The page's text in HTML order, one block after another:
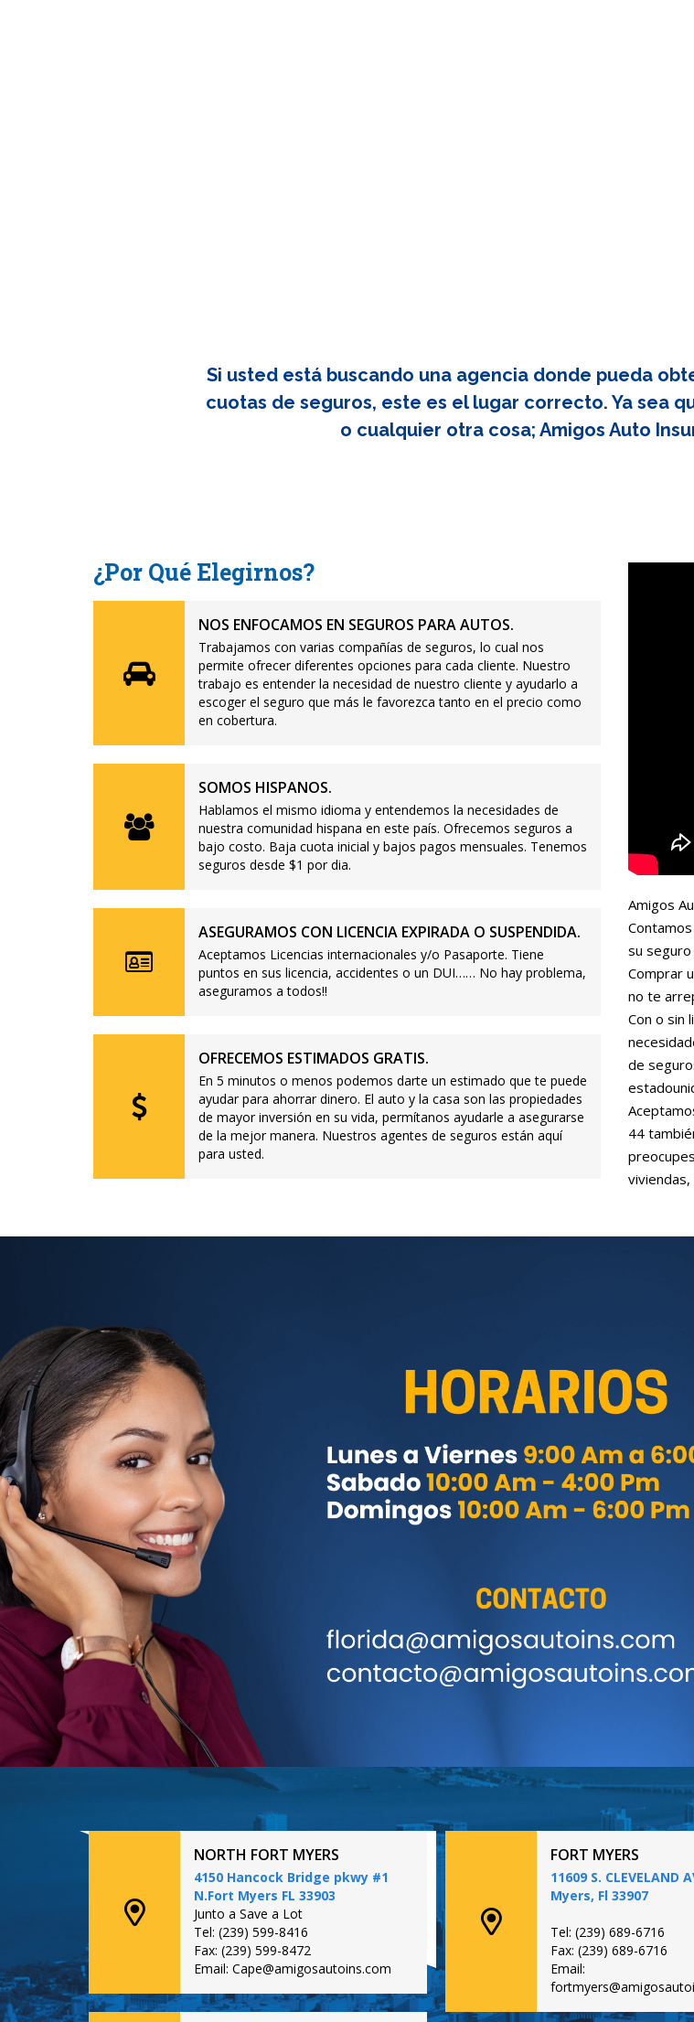
Si usted está buscando una agencia donde pueda
cuotas de seguros, este es el lugar correcto. Ya sea
o cualquier otra cosa; Amigos Auto
¿Por Qué Elegirnos?
NOS ENFOCAMOS EN SEGUROS PARA AUTOS.
Trabajamos con varias compañías de seguros, lo cual nos
permite ofrecer diferentes opciones para cada cliente. Nuestro
trabajo es entender la necesidad de nuestro cliente y ayudarlo a
escoger el seguro que más le favorezca tanto en el precio como
en cobertura.
SOMOS HISPANOS.
Hablamos el mismo idioma y entendemos la necesidades de
nuestra comunidad hispana en este país. Ofrecemos seguros a
bajo costo. Baja cuota inicial y bajos pagos mensuales. Tenemos
seguros desde $1 por dia.
ASEGURAMOS CON LICENCIA EXPIRADA O SUSPENDIDA.
Aceptamos Licencias internacionales y/o Pasaporte. Tiene
puntos en sus licencia, accidentes o un DUI…… No hay problema,
aseguramos a todos!!
OFRECEMOS ESTIMADOS GRATIS.
En 5 minutos o menos podemos darte un estimado que te puede
ayudar para ahorrar dinero. El auto y la casa son las propiedades
de mayor inversión en su vida, permítanos ayudarle a asegurarse
de la mejor manera. Nuestros agentes de seguros están aquí
para usted.
Amigos
su
Comprar
no te
Con o sin
de
44
NORTH FORT MYERS
4150 Hancock Bridge pkwy #1
N.Fort Myers FL 33903
Junto a Save a Lot
Tel: (239) 599-8416
Fax: (239) 599-8472
Email: Cape@amigosautoins.com
FORT MYERS
11609 S. CLEVELAND
Myers, Fl 33907
Tel: (239) 689-6716
Fax: (239) 689-6716
Email: